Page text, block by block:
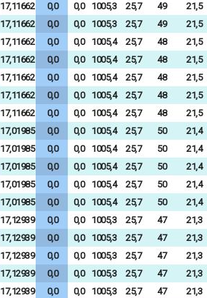
17,11662 0,0 0,0 1005,3 25,7 49
21,5
17,11662 0,0 0,0 1005,3 25,7 49
21,5
17,11662 0,0 0,0 1005,4 25,7 48
21,5
17,11662 0,0 0,0 1005,4 25,7 48
21,5
17,11662 0,0 0,0 1005,4 25,7 48
21,5
17,11662 0,0 0,0 1005,4 25,7 48
21,5
17,11662 0,0 0,0 1005,4 25,7 48
21,5
17,01985 0,0 0,0 1005,4 25,7 50
21,4
17,01985 0,0 0,0 1005,4 25,7 50
21,4
17,01985 0,0 0,0 1005,4 25,7 50
21,4
17,01985 0,0 0,0 1005,4 25,7 50
21,4
17,01985 0,0 0,0 1005,4 25,7 50
21,4
17,12939 0,0 0,0 1005,3 25,7 47
21,3
17,12939 0,0 0,0 1005,3 25,7 47
21,3
17,12939 0,0 0,0 1005,3 25,7 47
21,3
17,12939 0,0 0,0 1005,3 25,7 47
21,3
17,12939 0,0 0,0 1005,3 25,7 47
21,3